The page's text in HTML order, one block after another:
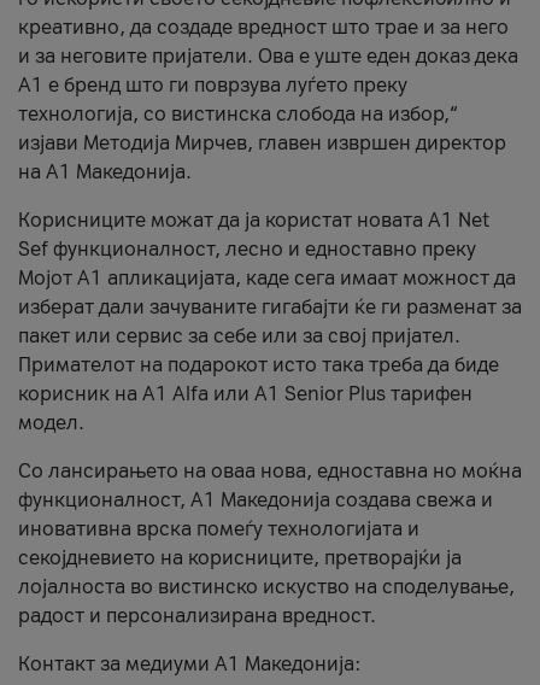
креативно, да создаде вредност што трае и за него
и за неговите пријатели. Ова е уште еден доказ дека
А1 е бренд што ги поврзува луѓето преку
технологија, со вистинска слобода на избор,“
изјави Методија Мирчев, главен извршен директор
на А1 Македонија.
Корисниците можат да ја користат новата А1 Net
Sef функционалност, лесно и едноставно преку
Мојот А1 апликацијата, каде сега имаат можност да
изберат дали зачуваните гигабајти ќе ги разменат за
пакет или сервис за себе или за свој пријател.
Примателот на подарокот исто така треба да биде
корисник на А1 Alfa или A1 Senior Plus тарифен
модел.
Со лансирањето на оваа нова, едноставна но моќна
функционалност, А1 Македонија создава свежа и
иновативна врска помеѓу технологијата и
секојдневието на корисниците, претворајќи ја
лојалноста во вистинско искуство на споделување,
радост и персонализирана вредност.
Контакт за медиуми А1 Македонија: